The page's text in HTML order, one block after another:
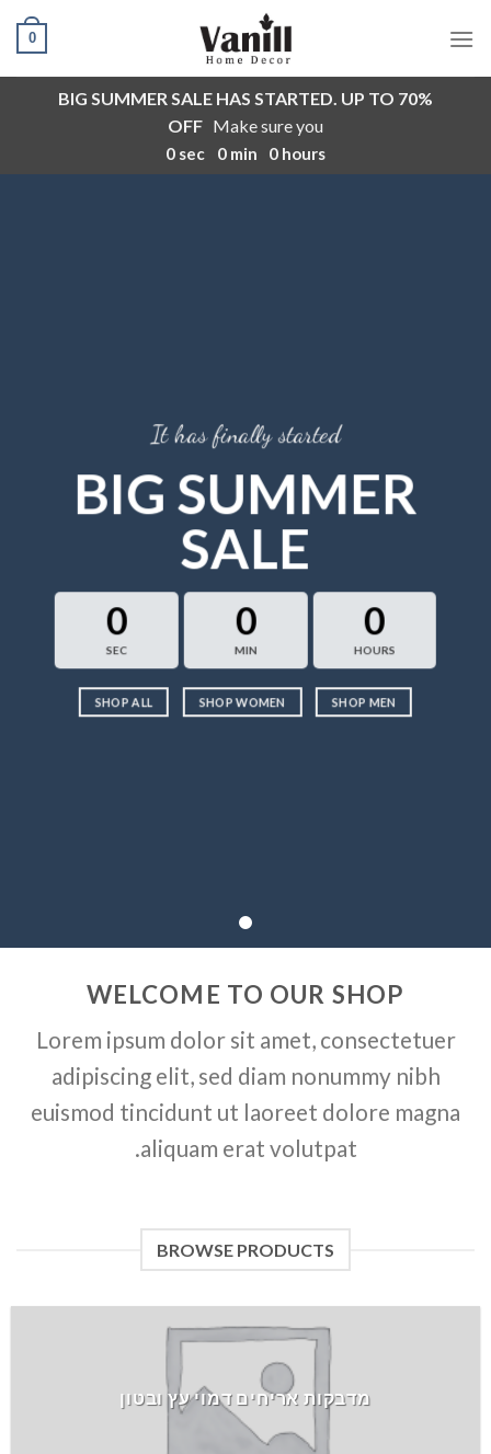
0
BIG SUMMER SALE HAS STARTED. UP TO 70%
OFF Make sure you
0 hours
0 min
0 sec
It has finally started
BIG SUMMER
SALE
0
HOURS
0
MIN
0
SEC
SHOP MEN
SHOP WOMEN
SHOP ALL
WELCOME TO OUR SHOP
Lorem ipsum dolor sit amet, consectetuer
adipiscing elit, sed diam nonummy nibh
euismod tincidunt ut laoreet dolore magna
aliquam erat volutpat.
BROWSE PRODUCTS
מדבקות אריחים דמוי עץ ובטון